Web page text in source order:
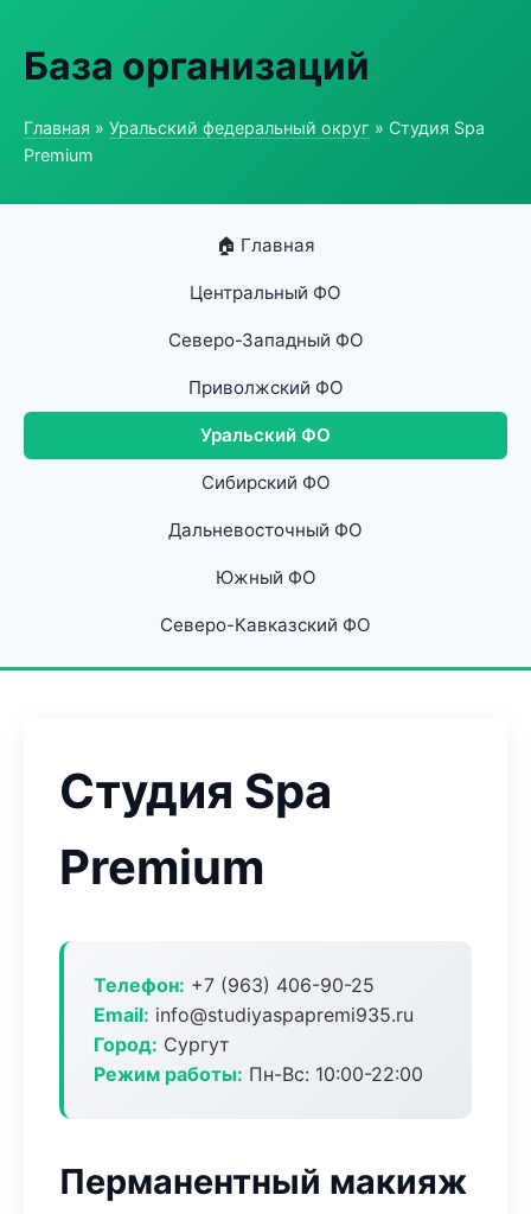
База организаций
Главная » Уральский федеральный округ » Студия Spa
Premium
🏠 Главная
Центральный ФО
Северо-Западный ФО
Приволжский ФО
Уральский ФО
Сибирский ФО
Дальневосточный ФО
Южный ФО
Северо-Кавказский ФО
Студия Spa
Premium
Телефон: +7 (963) 406-90-25
Email: info@studiyaspapremi935.ru
Город: Сургут
Режим работы: Пн-Вс: 10:00-22:00
Перманентный макияж